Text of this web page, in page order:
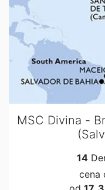
MSC Divina -
14
cena